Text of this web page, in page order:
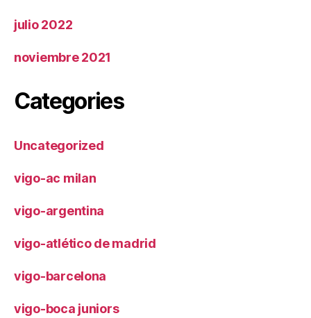
julio 2022
noviembre 2021
Categories
Uncategorized
vigo-ac milan
vigo-argentina
vigo-atlético de madrid
vigo-barcelona
vigo-boca juniors